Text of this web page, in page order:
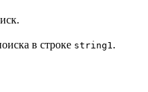
в строке string1 .